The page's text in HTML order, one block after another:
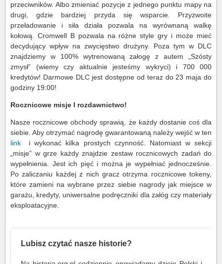
przeciwników. Albo zmieniać pozycje z jednego punktu mapy na
drugi, gdzie bardziej przyda się wsparcie. Przyzwoite
przeładowanie i siła działa pozwala na wyrównaną walkę
kołową. Cromwell B pozwala na różne style gry i może mieć
decydujący wpływ na zwycięstwo drużyny. Poza tym w DLC
znajdziemy w 100% wytrenowaną załogę z autem „Szósty
zmysł” (wiemy czy aktualnie jesteśmy wykryci) i 700 000
kredytów! Darmowe DLC jest dostępne od teraz do 23 maja do
godziny 19:00!
Rocznicowe misje I rozdawnictwo!
Nasze rocznicowe obchody sprawią, że każdy dostanie coś dla
siebie. Aby otrzymać nagrodę gwarantowaną należy wejść w ten
link i wykonać kilka prostych czynność. Natomiast w sekcji
„misje” w grze każdy znajdzie zestaw rocznicowych zadań do
wypełnienia. Jest ich pięć i można je wypełniać jednocześnie.
Po zaliczaniu każdej z nich gracz otrzyma rocznicowe tokeny,
które zamieni na wybrane przez siebie nagrody jak miejsce w
garażu, kredyty, uniwersalne podręczniki dla załóg czy materiały
eksploatacyjne.
Lubisz czytać nasze historie?